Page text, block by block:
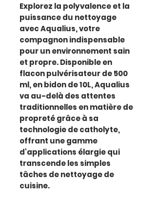
Explorez la polyvalence et la
puissance du nettoyage
avec Aqualius, votre
compagnon indispensable
pour un environnement sain
et propre. Disponible en
flacon pulvérisateur de 500
ml, en bidon de 10L, Aqualius
va au-delà des attentes
traditionnelles en matière de
propreté grâce à sa
technologie de catholyte,
offrant une gamme
d'applications élargie qui
transcende les simples
tâches de nettoyage de
cuisine.